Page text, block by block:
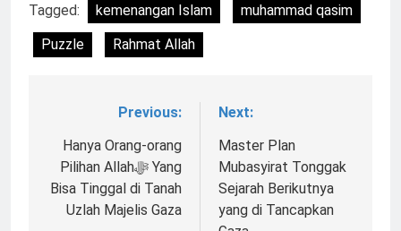
Tagged: kemenangan Islam
muhammad qasim
Puzzle
Rahmat Allah
Navigasi
pos
Previous:
Hanya Orang-orang
Pilihan Allahﷻ Yang
Bisa Tinggal di Tanah
Uzlah Majelis Gaza
Next:
Master Plan
Mubasyirat Tonggak
Sejarah Berikutnya
yang di Tancapkan